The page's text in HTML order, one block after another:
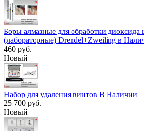
Боры алмазные для обработки диоксида
(лабораторные) Drendel+Zweiling в
460 руб.
Новый
Набор для удаления винтов В Наличии
25 700 руб.
Новый